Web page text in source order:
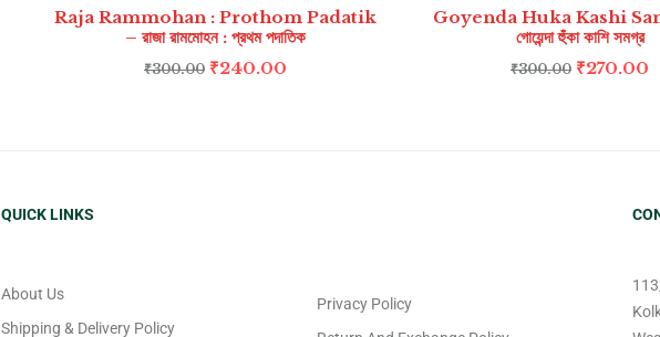
Raja Rammohan : Prothom Padatik
– রাজা রামমোহন : প্রথম পদাতিক
₹300.00 ₹240.00
Goyenda Huka Kashi
গোয়েন্দা হুঁকা কাশি সমগ্র
₹300.00 ₹270.00
QUICK LINKS
About Us
Shipping & Delivery Policy
Privacy Policy